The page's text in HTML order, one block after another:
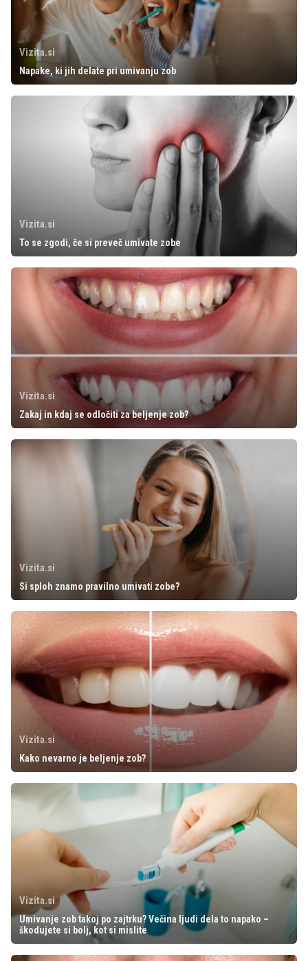
Vizita.si
Napake, ki jih delate pri umivanju zob
Vizita.si
To se zgodi, če si preveč umivate zobe
Vizita.si
Zakaj in kdaj se odločiti za beljenje zob?
Vizita.si
Si sploh znamo pravilno umivati zobe?
Vizita.si
Kako nevarno je beljenje zob?
Vizita.si
Umivanje zob takoj po zajtrku? Večina ljudi dela to napako –
škodujete si bolj, kot si mislite